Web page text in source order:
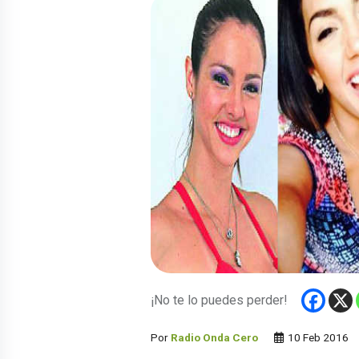
¡No te lo puedes perder!
Por Radio Onda Cero 10 Feb 2016